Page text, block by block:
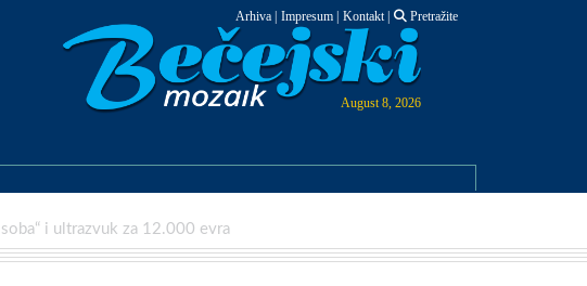
Arhiva Impresum Kontakt| Pretražite
August 8, 2026
i ultrazvuk za 12.000 evra